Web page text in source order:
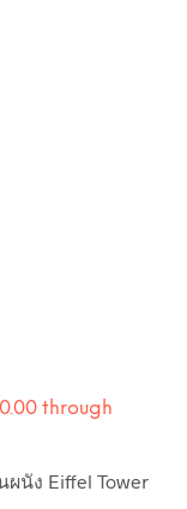
through
นัง Eiffel Tower